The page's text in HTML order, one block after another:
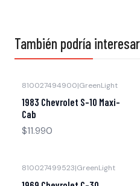
También podría
810027494900|GreenLight
1983 Chevrolet S-10 Maxi-
Cab
$11.990
810027499523|GreenLight